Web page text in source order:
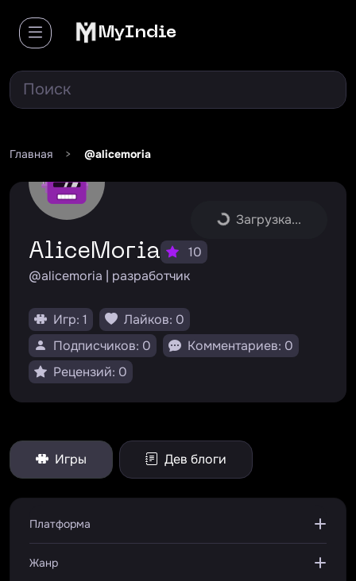
MyIndie
Главная > @alicemoria
Загрузка...
AliceMoria
10
@alicemoria | разработчик
Игр: 1
Лайков: 0
Подписчиков: 0
Комментариев: 0
Рецензий: 0
Игры Дев блоги
Платформа
Жанр